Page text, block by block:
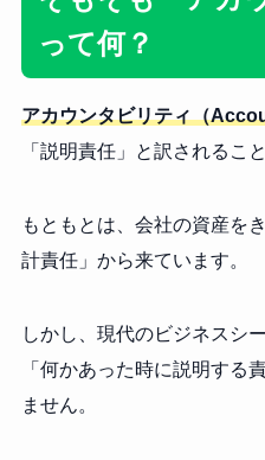
って何？
アカウンタビリティ（
「説明責任」と訳されるこ
もともとは、会社の資産を
計責任」から来ています。
しかし、現代のビジネスシ
「何かあった時に説明する
ません。